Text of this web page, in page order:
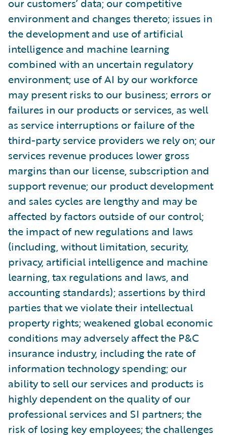
environment and changes thereto; issues in
the development and use of artificial
intelligence and machine learning
combined with an uncertain regulatory
environment; use of AI by our workforce
may present risks to our business; errors or
failures in our products or services, as well
as service interruptions or failure of the
third-party service providers we rely on; our
services revenue produces lower gross
margins than our license, subscription and
support revenue; our product development
and sales cycles are lengthy and may be
affected by factors outside of our control;
the impact of new regulations and laws
(including, without limitation, security,
privacy, artificial intelligence and machine
learning, tax regulations and laws, and
accounting standards); assertions by third
parties that we violate their intellectual
property rights; weakened global economic
conditions may adversely affect the P&C
insurance industry, including the rate of
information technology spending; our
ability to sell our services and products is
highly dependent on the quality of our
professional services and SI partners; the
risk of losing key employees; the challenges